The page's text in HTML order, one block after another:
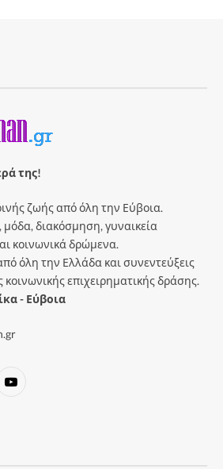
της!
ζωής από όλη την Εύβοια.
μόδα, διακόσμηση, γυναικεία
κοινωνικά δρώμενα.
όλη την Ελλάδα και συνεντεύξεις
επιχειρηματικής δράσης.
- Εύβοια
YouTube